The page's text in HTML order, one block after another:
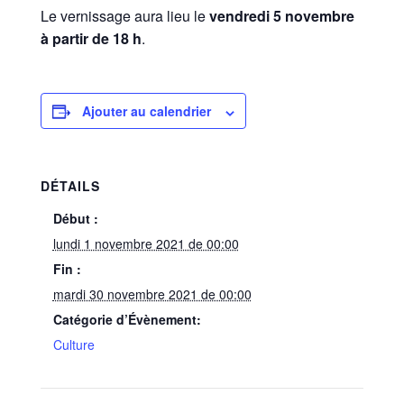
Le vernissage aura lieu levendredi 5 novembre
à partirde 18 h.
Ajouter au calendrier
DÉTAILS
Début :
lundi 1 novembre 2021 de 00:00
Fin :
mardi 30 novembre 2021 de 00:00
Catégorie d’Évènement:
Culture